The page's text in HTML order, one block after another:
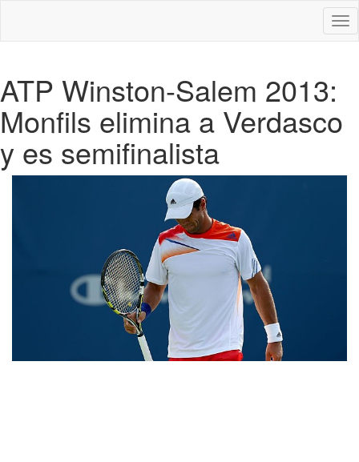
ATP Winston-Salem 2013:
Monfils elimina a Verdasco
y es semifinalista